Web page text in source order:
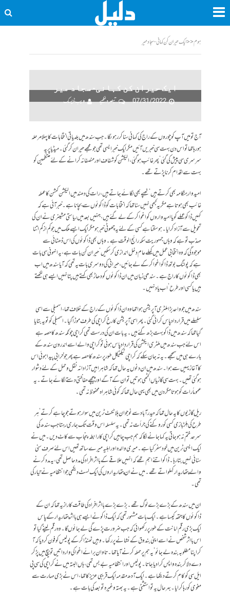
ہوم<<ایک حیران کن کہانی- سجاد میر
ایک حیران کن کہانی- سجاد میر
07/31/2022
تبصرہ لکھیے ویب ڈیسک
آج تو میں آپ کو چوروں کے راج کی کہانی سنا کر رہوںگا۔ جب سندھ میں بلدیاتی انتخابات کا پہلا مرحلہ
ہو رہا تھا تو اس دن بہت سی خبریں آئیں مگر ایک خبر ایسی تھی جو مجھے حیران کر گئی۔ میڈیا پر یہ
سرسری سی پیش کی گئی‘ پھر غائب ہو گئی، الیکشن کو شفاف اور منصفانہ کرانے کے لئے منتظمین کو
بہت سے اقدام کرنا پڑتے تھے۔
امیدوار ہنگامہ بھی کرتے ہیں‘ ٹھپے بھی لگائے جاتے ہیں، رات کی دھند میں الیکشن کمشن کا عملہ
غائب بھی ہوتا ہے مگر یہ کبھی نہیں سنا تھا کہ انتخابات کو ڈاکوئوں سے بچانا ہے۔خبر آئی ہے کہ
کہیں ڈاکو عملے کو یاامیدواروں کو اغوا کر کے لے گئے ہیں،جنہیں بعد میں ریاستی مشینری نے ان کی
تحویل سے آزاد کرایا۔ہو سکتا ہے کسی کے لئے یہ چھوٹی خبر ہو مگر ایک ایسے ملک میں جو کم از کم اتنا
مہذب تو ہے کہ وہاں جمہوریت سکہ رائج الوقت ہے۔وہاں بھی ڈاکوئوں کی اس ڈھٹائی سے
موجودگی کہ وہ انتخابی عمل میں کھلے عام دخل اندازی کر سکیں‘ حیران کن بات ہے، یہ انہونی سی بات
ہے کہ پولنگ بوتھ ڈاکو اغوا کر کے لے جائیں، حیرانی کی دوسری بات یہ تھی کہ آیا سندھ میں اب
بھی ڈاکوئوں کا راج ہے۔ سندھی زبان میں ان ڈاکوئوں کو دھاڑ بھی کہتے ہیں پتا نہیں ایسے ہی لکھتے
ہیں یا کسی اور طرح‘ اب یاد نہیں ۔
سندھ میں جو واحد بڑا ملٹری آپریشن ہوا تھا وہ ان ڈاکوئوں کے راج کے خلاف تھا ،اسمبلی سے اسی
سلسلے میں قرار داد پاس کرائی گئی۔پھر اسی آپریشن کا رخ کراچی کی طرف موڑا گیا۔ اسمبلی کو تو یہ بتایا
گیا تھا کہ سندھ میں ڈاکو بہت بڑھ گئے ہیں۔یہ بات ان کی درست تھی کراچی چونکہ سندھ کا حصہ ہے
اس لئے جب سندھ میں ملٹری ایکشن کی قرار داد پاس ہوئی تو کراچی والے اسے اندرون سندھ کے
بارے ہی میں سمجھے۔ یہ نہ جان سکے کہ کراچی ٹیکنیکل طور پر سندھ کا حصہ ہے پھر جو خرابی پیدا ہوئی اس
کا آغاز یہیں سے ہوا۔ سندھ میں ان دنوں یہ حال تھا کہ شاہراہیں آزادانہ نقل و حمل کے لئے دشوار
ہو گئی تھیں۔بہت سی گاڑیاں اکٹھی ہوتیں تو ان کے آگے اور پیچھے حفاظتی دستے لگائے جاتے۔ یہ
عموماً رات کو ہوتا مگر دن میں بھی یہی حال تھا کہ کوئی شاہراہ محفوظ نہ تھی۔
ریل گاڑیوں کا یہ حال تھا کہ حیدر آباد سے نوجوان بلا ٹکٹ ٹرین میں سوار ہوتے جو چاہے کرتے‘ ہر
طرح کی ہلڑ بازی کسی کو روکنے کی جرأت نہ تھی۔یہ سلسلہ اس وقت تک جاری رہتا جب سندھ کی
سرحد ختم نہ ہو جاتی یہ کہا جانے لگا کہ ہم جب چاہیں کراچی کا رابطہ پنجاب سے کاٹ دیں۔میں نے
ایک ایسی ٹرین میں خود سفر کیا ہے ۔میری والدہ اور اہلیہ میرے ساتھ تھیں اس لئے صرف سنی
سنائی نہیں بتا رہا۔ ڈاکو اتنے اہم تھے کہ انہیں علاقے کے بااثر افراد کی مدد حاصل تھی، یہ مدد کرنے
والے پتھاریدار کہلواتے تھے۔ میں نے ان پتھاریداروں کی ایک لسٹ دیکھی جو انتظامیہ نے تیار کی
تھی۔
ان میں سندھ کے بڑے بڑے لوگ تھے۔بڑے بڑے بااثر افراد کی طاقت کا راز یہ تھا کہ ان کے
ڈاکوئوں کا جتھہ کیسا ہے۔ایک بات مشہور تھی کہ ایک ڈاکو نے ایسے ہی بااثر پتھاریدار کے پاس
ایک بڑی رقم امانت کے طور پر رکھوائی کہ جب ضرورت پڑے گی لے جائوں گا۔وہ رقم لینے گیا تو
اس بااثر شخص نے اسے اپنی بندوق کے نشانے پر رکھا۔وہیں ٹھنڈا کر کے پولیس کو فون کر دیا کہ آ
کر اپنا مطلوبہ بندہ لے جائو ‘ یہ ہم پر حملہ کرنے آیا تھا۔ تاوان برائے اغوا کی وارداتیں تو بیچ میں پڑ کر
دے دلا کر بندہ واپس کرا دیا جاتا۔پولیس اور انتظامیہ بے بس تھی، ہاں البتہ میں نے کراچی کی سی پی
ایل سی کو کام کرتے دیکھا ہے۔ایک آدھ مقدمہ ایک قریبی عزیز کا تھا، اس نے بڑی مہارت سے
مغوی کو رہا کرایا۔بہرحال یہ تو استثنیٰ ہے۔یہ بھتہ وغیرہ تو بعد کی بات ہے۔